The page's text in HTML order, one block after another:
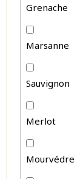
Grenache
Marsanne
Sauvignon
Merlot
Mourvédre